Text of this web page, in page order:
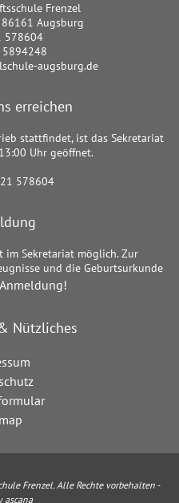
Frenzel
Augsburg
578604
5894248
augsburg.de
erreichen
stattfindet, ist das Sekretariat
Uhr geöffnet.
578604
im Sekretariat möglich. Zur
und die Geburtsurkunde
Nützliches
Frenzel. Alle Rechte vorbehalten -
ascana